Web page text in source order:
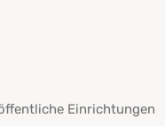
Einrichtungen